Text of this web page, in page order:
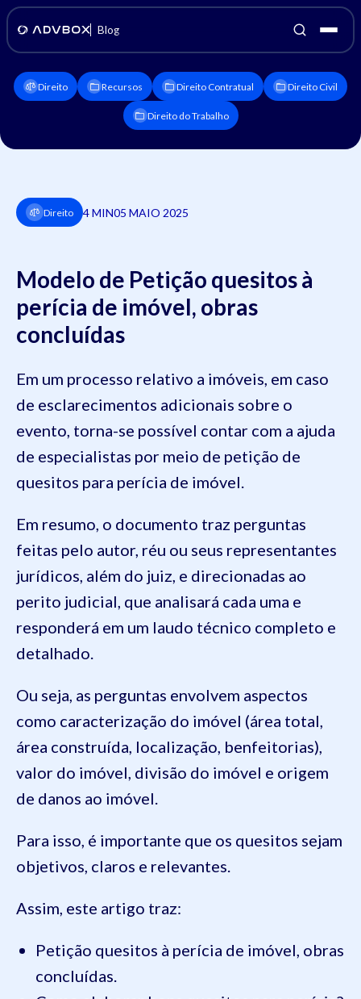
Blog
Direito Recursos Direito Contratual Direito Civil
Direito do Trabalho
Direito 4 MIN05 MAIO 2025
Modelo de Petição quesitos à
perícia de imóvel, obras
concluídas
Em um processo relativo a imóveis, em caso
de esclarecimentos adicionais sobre o
evento, torna-se possível contar com a ajuda
de especialistas por meio de petição de
quesitos para perícia de imóvel.
Em resumo, o documento traz perguntas
feitas pelo autor, réu ou seus representantes
jurídicos, além do juiz, e direcionadas ao
perito judicial, que analisará cada uma e
responderá em um laudo técnico completo e
detalhado.
Ou seja, as perguntas envolvem aspectos
como caracterização do imóvel (área total,
área construída, localização, benfeitorias),
valor do imóvel, divisão do imóvel e origem
de danos ao imóvel.
Para isso, é importante que os quesitos sejam
objetivos, claros e relevantes.
Assim, este artigo traz:
Petição quesitos à perícia de imóvel, obras
concluídas.